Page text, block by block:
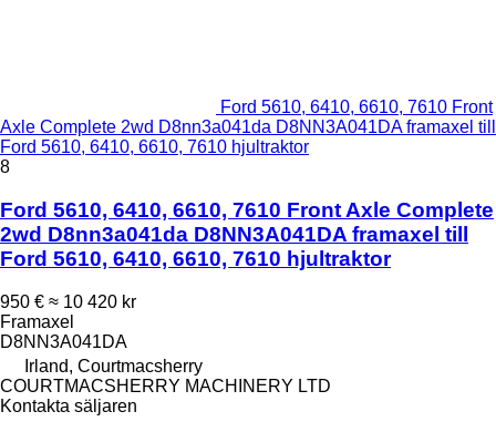
Ford 5610, 6410, 6610, 7610 Front
Axle Complete 2wd D8nn3a041da D8NN3A041DA framaxel till
Ford 5610, 6410, 6610, 7610 hjultraktor
8
Ford 5610, 6410, 6610, 7610 Front Axle Complete
2wd D8nn3a041da D8NN3A041DA framaxel till
Ford 5610, 6410, 6610, 7610 hjultraktor
950 € ≈ 10 420 kr
Framaxel
D8NN3A041DA
Irland, Courtmacsherry
COURTMACSHERRY MACHINERY LTD
Kontakta säljaren